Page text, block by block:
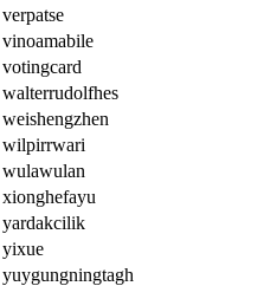
verpatse
vinoamabile
votingcard
walterrudolfhes
weishengzhen
wilpirrwari
wulawulan
xionghefayu
yardakcilik
yixue
yuygungningtagh